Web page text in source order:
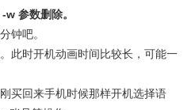
参数删除。
钟吧。
此时开机动画时间比较长，可能一
买回来手机时候那样开机选择语